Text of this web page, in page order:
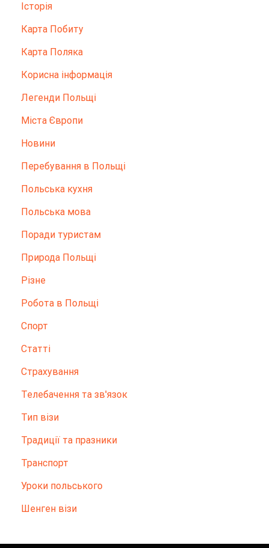
Історія
Карта Побиту
Карта Поляка
Корисна інформація
Легенди Польщі
Міста Європи
Новини
Перебування в Польщі
Польська кухня
Польська мова
Поради туристам
Природа Польщі
Різне
Робота в Польщі
Спорт
Статті
Страхування
Телебачення та зв'язок
Тип візи
Традиції та празники
Транспорт
Уроки польського
Шенген візи